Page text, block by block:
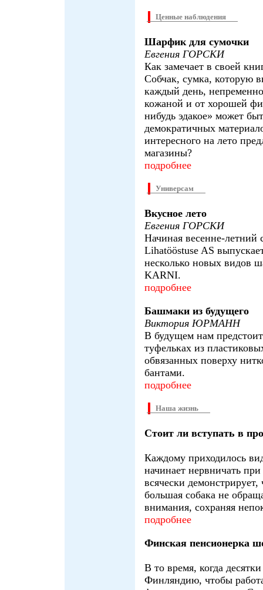
Ценные наблюдения
Шарфик для сумочки
Евгения ГОРСКИ
Как замечает в своей
Собчак, сумка, которую
каждый день,
кожаной и от хорошей
нибудь эдакое» может
демократичных
интересного на лето
магазины?
подробнее
Универсам
Вкусное лето
Евгения ГОРСКИ
Начиная весенне-летний
Lihatööstuse AS
несколько новых видов
KARNI.
подробнее
Башмаки из будущего
Виктория ЮРМАНН
В будущем нам
туфельках из
обвязанных поверху
бантами.
подробнее
Наша жизнь
Стоит ли вступать в
Каждому приходилось
начинает нервничать
всячески
большая собака не
внимания, сохраняя
подробнее
Финская пенсионерка
В то время, когда
Финляндию, чтобы